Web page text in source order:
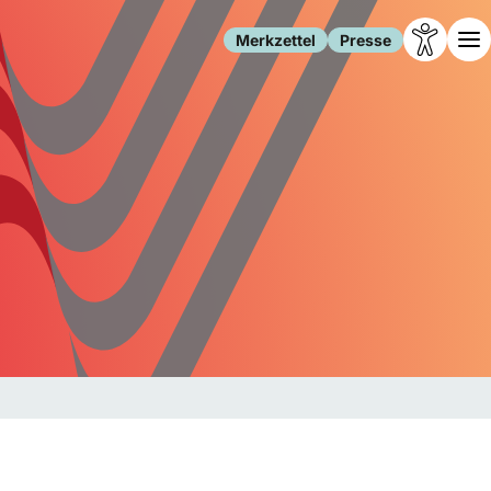
Merkzettel Presse
Leben
Familie
Freizeit
Gesundheit
Internet
Gesellschaft
Forschung
Migration
Polizei